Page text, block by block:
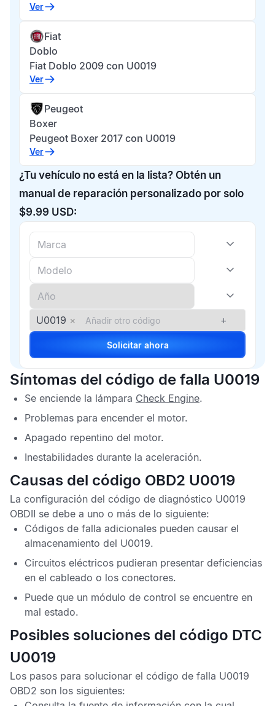
Ver
Fiat
Doblo
Fiat Doblo 2009 con U0019
Ver
Peugeot
Boxer
Peugeot Boxer 2017 con U0019
Ver
¿Tu vehículo no está en la lista? Obtén un
manual de reparación personalizado por solo
$9.99 USD:
U0019 × +
Solicitar ahora
Síntomas del código de falla U0019
Se enciende la lámpara Check Engine.
Problemas para encender el motor.
Apagado repentino del motor.
Inestabilidades durante la aceleración.
Causas del código OBD2 U0019
La configuración del código de diagnóstico U0019
OBDII se debe a uno o más de lo siguiente:
Códigos de falla adicionales pueden causar el
almacenamiento del U0019.
Circuitos eléctricos pudieran presentar deficiencias
en el cableado o los conectores.
Puede que un módulo de control se encuentre en
mal estado.
Posibles soluciones del código DTC
U0019
Los pasos para solucionar el código de falla U0019
OBD2 son los siguientes: